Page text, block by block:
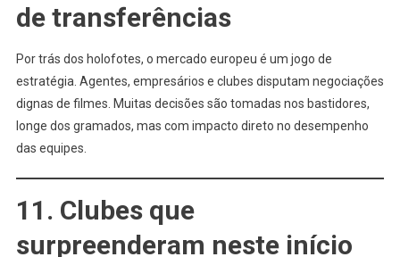
de transferências
Por trás dos holofotes, o mercado europeu é um jogo de
estratégia. Agentes, empresários e clubes disputam negociações
dignas de filmes. Muitas decisões são tomadas nos bastidores,
longe dos gramados, mas com impacto direto no desempenho
das equipes.
11. Clubes que
surpreenderam neste início